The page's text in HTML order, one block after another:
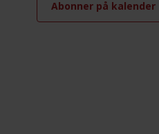
Abonner på kalender